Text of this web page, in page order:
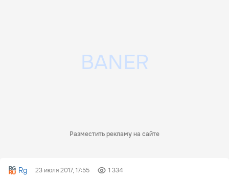
Разместить рекламу на сайте
Rg 23 июля 2017, 17:55 1 334